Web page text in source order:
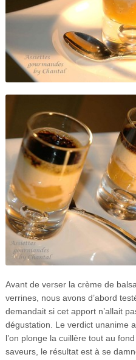
Avant de verser la crème de
verrines, nous avons d’abord
demandait si cet apport n’allait
dégustation. Le verdict unanime
l’on plonge la cuillère tout au
saveurs, le résultat est à se